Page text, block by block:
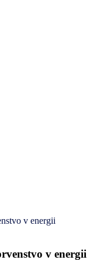
v energii
v energii